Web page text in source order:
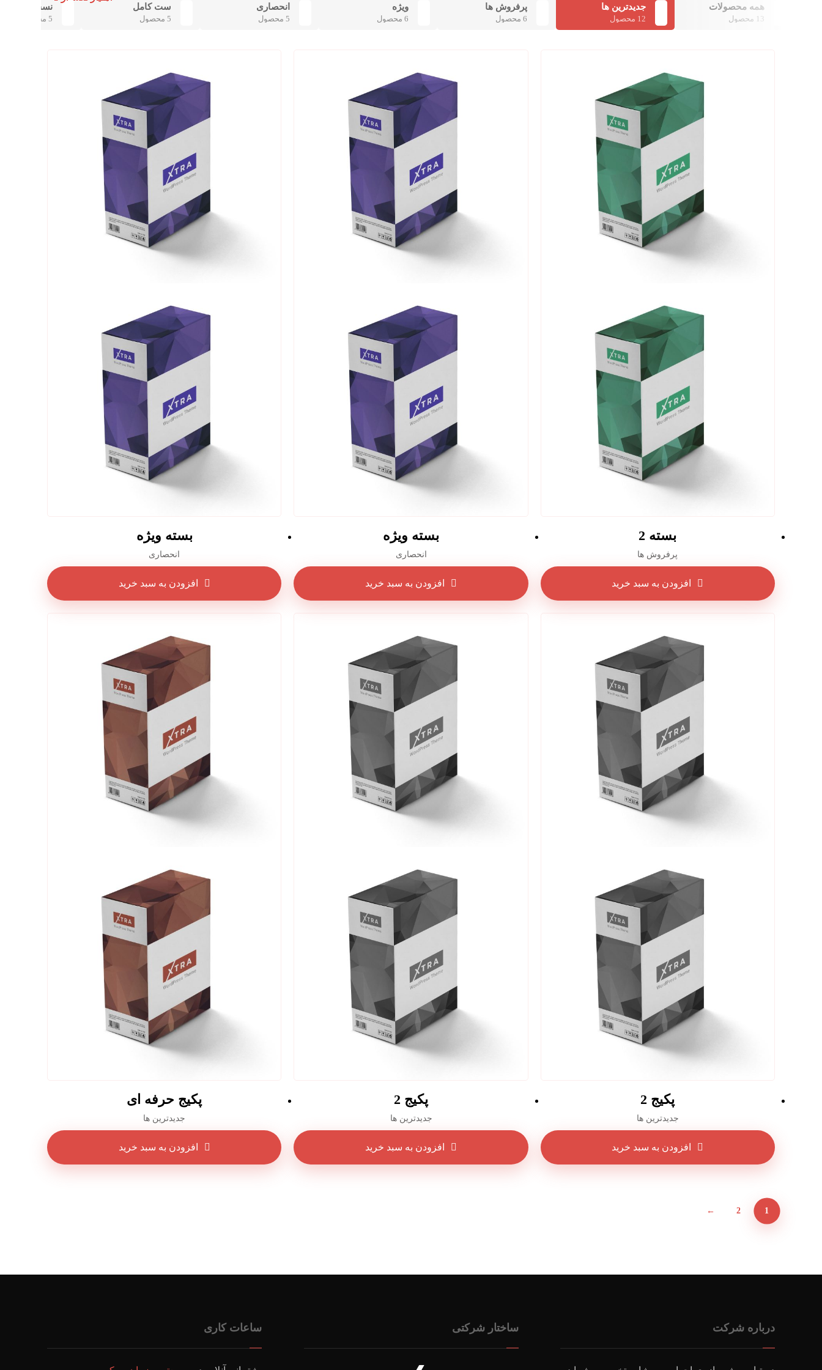
همه محصولات
13 محصول
جدیدترین ها
12 محصول
پرفروش ها
6 محصول
ویژه
6 محصول
انحصاری
5 محصول
ست کامل
5 محصول
نسخه محدود
5 محصول
بسته 2
پرفروش ها
افزودن به سبد خرید
بسته ویژه
انحصاری
افزودن به سبد خرید
بسته ویژه
انحصاری
افزودن به سبد خرید
پکیج 2
جدیدترین ها
افزودن به سبد خرید
پکیج 2
جدیدترین ها
افزودن به سبد خرید
پکیج حرفه ای
جدیدترین ها
افزودن به سبد خرید
1
2
←
درباره شرکت ساختار شرکتی ساعات کاری